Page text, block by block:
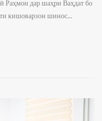
Раҳмон дар шаҳри Ваҳдат бо
кишоварзон шинос...